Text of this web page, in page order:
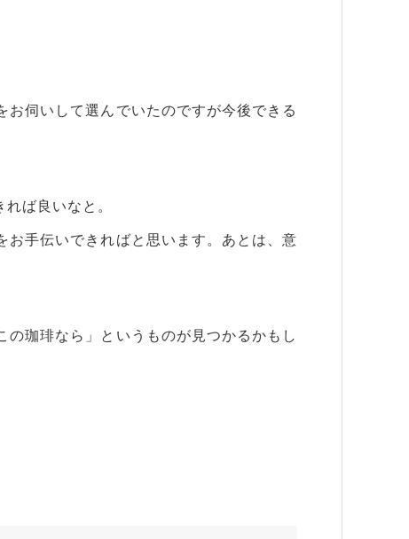
伺いして選んでいたのですが今後できる
ば良いなと。
手伝いできればと思います。あとは、意
珈琲なら」というものが見つかるかもし